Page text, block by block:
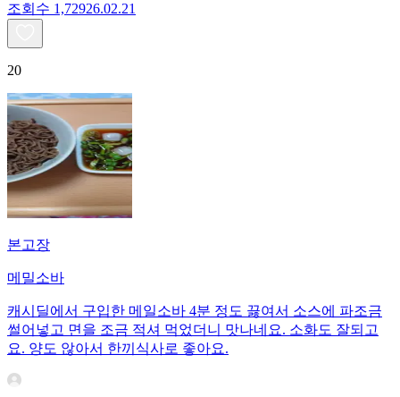
조회수 1,72926.02.21
20
본고장
메밀소바
캐시딜에서 구입한 메일소바 4분 정도 끓여서 소스에 파조금
썰어넣고 면을 조금 적셔 먹었더니 맛나네요. 소화도 잘되고
요. 양도 않아서 한끼식사로 좋아요.